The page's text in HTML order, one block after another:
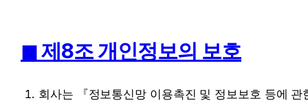
◼︎ 제8조 개인정보의 보호
회사는 『정보통신망 이용촉진 및 정보보호 등에 관